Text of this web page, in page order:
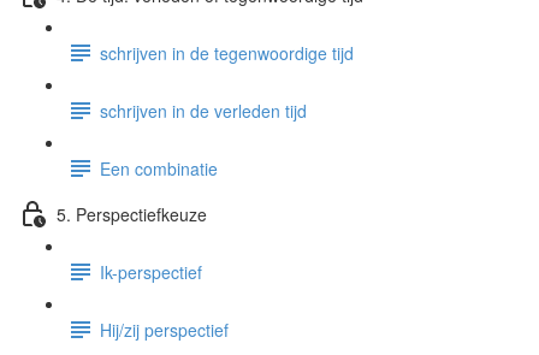
schrijven in de tegenwoordige tijd
schrijven in de verleden tijd
Een combinatie
5. Perspectiefkeuze
Ik-perspectief
Hij/zij perspectief